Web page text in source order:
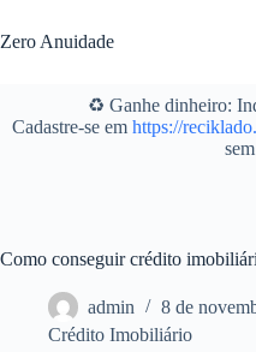
para
o
Zero Anuidade
♻️ Ganhe dinheiro:
Cadastre-se em https://
Como conseguir crédito
admin
8 de
Crédito Imobiliário